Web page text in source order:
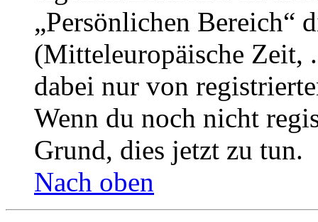
„Persönlichen Bereich“
(Mitteleuropäische Zeit,
dabei nur von
Wenn du noch nicht
Grund, dies jetzt zu tun.
Nach oben